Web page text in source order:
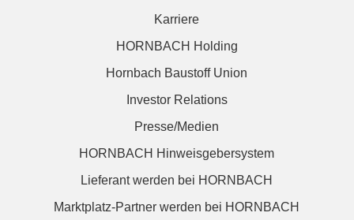
Karriere
HORNBACH Holding
Hornbach Baustoff Union
Investor Relations
Presse/Medien
HORNBACH Hinweisgebersystem
Lieferant werden bei HORNBACH
Marktplatz-Partner werden bei HORNBACH